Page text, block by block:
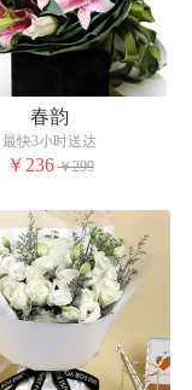
春韵
最快3小时送达
￥236 ￥299